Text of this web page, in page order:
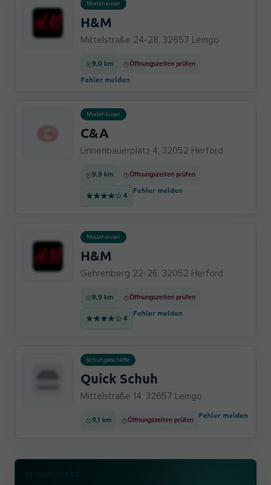
Modehäuser
H&M
Mittelstraße 24-28, 32657 Lemgo
9,0 km Öffnungszeiten prüfen
Fehler melden
Modehäuser
C&A
Linnenbauerplatz 4, 32052 Herford
9,9 km Öffnungszeiten prüfen
4
Fehler melden
Modehäuser
H&M
Gehrenberg 22-26, 32052 Herford
9,9 km Öffnungszeiten prüfen
4
Fehler melden
Schuhgeschäfte
Quick Schuh
Mittelstraße 14, 32657 Lemgo
9,1 km Öffnungszeiten prüfen
Fehler melden